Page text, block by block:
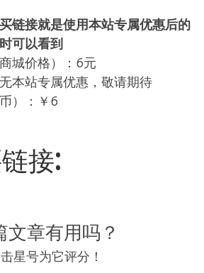
链接就是使用本站专属优惠后的
可以看到
城价格）：6元
本站专属优惠，敬请期待
）：￥6
接:
文章有用吗？
星号为它评分！